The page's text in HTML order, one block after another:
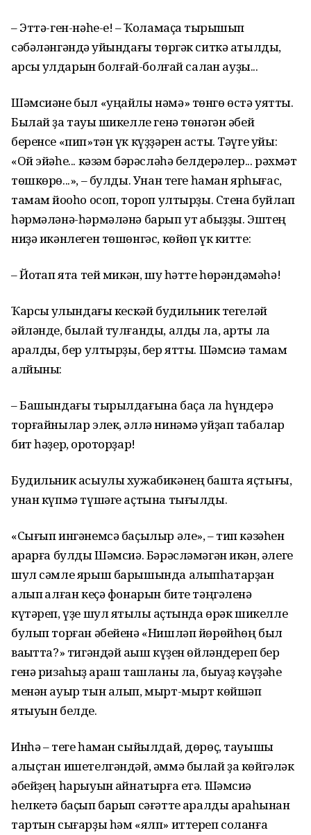
– Эттә-ген-нәһе-е! – Ҡоламаҫҡа тырышып
сәбәләнгәндә ҡуйындағы төргәк ситкә атылды,
ҡарсыҡ ҡулдарын болғай-болғай салҡан ауҙы...
Шәмсиәне был «уңайлы нәмә» төнгө өстә уятты.
Былай ҙа тауыҡ шикелле генә төнәгән әбей
беренсе «пип»тән үк күҙҙәрен асты. Тәүге уйы:
«Ой эйәһе... кәзәм бәрәсләһә белдерәлер... рәхмәт
төшкөрө...», – булды. Унан теге һаман ярһығас,
тамам йоҡоһо осоп, тороп ултырҙы. Стена буйлап
һәрмәләнә-һәрмәләнә барып ут ҡабыҙҙы. Эштең
ниҙә икәнлеген төшөнгәс, көйөп үк китте:
– Йоҡтап ята тей микән, шу һәтте һөрәндәмәһә!
Ҡарсыҡ ҡулындағы кескәй будильник тегеләй
әйләнде, былай тулғанды, алды ла, арты ла
ҡаралды, бер ултырҙы, бер ятты. Шәмсиә тамам
алйыны:
– Башындағы тырылдағына баҫа ла һүндерә
торғайнылар элек, әллә нинәмә уйҙап табалар
бит һәҙер, ҡороторҙар!
Будильник асыулы хужабикәнең башта яҫтығы,
унан күпмә түшәге аҫтына тығылды.
«Сығып ингәнемсә баҫылыр әле», – тип кәзәһен
ҡарарға булды Шәмсиә. Бәрәсләмәгән икән, әлеге
шул сәмле ярыш барышында алыпһатарҙан
алып ҡалған кеҫә фонарын бите тәңгәленә
күтәреп, үҙе шул яҡтылыҡ аҫтында өрәк шикелле
булып торған әбейенә «Нишләп йөрөйһөң был
ваҡытта?» тигәндәй аҡыш күҙен өйләндереп бер
генә ризаһыҙ ҡараш ташланы ла, быуаҙ кәүҙәһе
менән ауыр тын алып, мырт-мырт көйшәп
ятыуын белде.
Инһә – теге һаман сыйылдай, дөрөҫ, тауышы
алыҫтан ишетелгәндәй, әммә былай ҙа көйгәләк
әбейҙең һарыуын ҡайнатырға етә. Шәмсиә
һелкетә баҫып барып сәғәтте ҡаралды араһынан
тартын сығарҙы һәм «ялп» иттереп соланға